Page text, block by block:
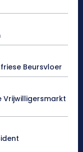
Beursvloer
Vrijwilligersmarkt